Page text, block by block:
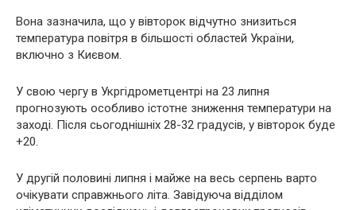
Вона зазначила, що у вівторок відчутно знизиться
температура повітря в більшості областей України,
включно з Києвом.
У свою чергу в Укргідрометцентрі на 23 липня
прогнозують особливо істотне зниження температури на
заході. Після сьогоднішніх 28-32 градусів, у вівторок буде
+20.
У другій половині липня і майже на весь серпень варто
очікувати справжнього літа. Завідуюча відділом